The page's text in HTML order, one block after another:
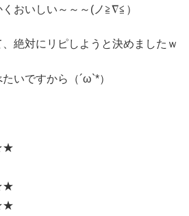
おいしい～～～(ノ≧∇≦）
絶対にリピしようと決めましたｗ
いですから（´ω`*）